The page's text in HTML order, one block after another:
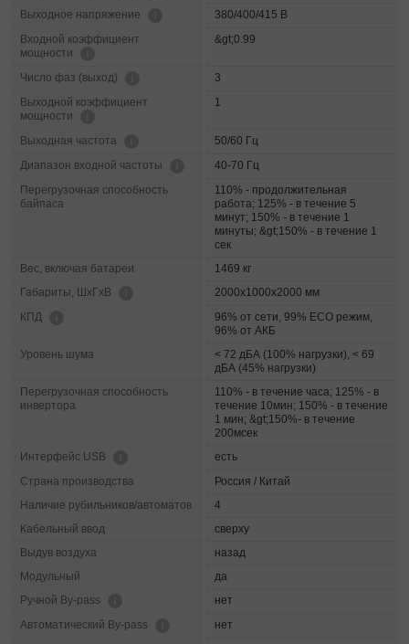
Выходное напряжение
380/400/415 В
Входной коэффициент
мощности
&gt;0.99
Число фаз (выход)
3
Выходной коэффициент
мощности
1
Выходная частота
50/60 Гц
Диапазон входной частоты
40-70 Гц
Перегрузочная способность
байпаса
110% - продолжительная
работа; 125% - в течение 5
минут; 150% - в течение 1
минуты; &gt;150% - в течение 1
сек
Вес, включая батареи
1469 кг
Габариты, ШхГхВ
2000х1000х2000 мм
КПД
96% от сети, 99% ECO режим,
96% от АКБ
Уровень шума
< 72 дБА (100% нагрузки), < 69
дБА (45% нагрузки)
Перегрузочная способность
инвертора
110% - в течение часа; 125% - в
течение 10мин; 150% - в течение
1 мин; &gt;150%- в течение
200мсек
Интерфейс USB
есть
Страна производства
Россия / Китай
Наличие рубильников/автоматов
4
Кабельный ввод
сверху
Выдув воздуха
назад
Модульный
да
Ручной By-pass
нет
Автоматический By-pass
нет